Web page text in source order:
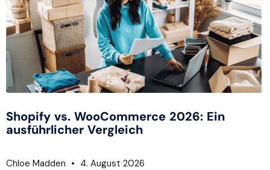
Shopify vs. WooCommerce 2026: Ein
ausführlicher Vergleich
Chloe Madden 4. August 2026